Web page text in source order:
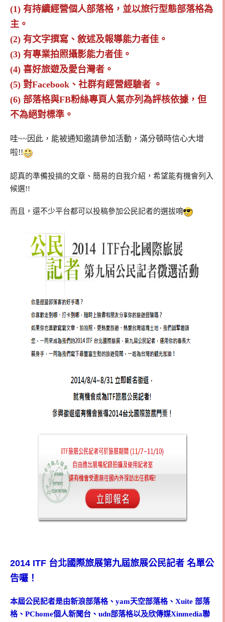
(1) 有持續經營個人部落格，並以旅行型態部落格為
主。
(2) 有文字撰寫、敘述及報導能力者佳。
(3) 有專業拍照攝影能力者佳。
(4) 喜好旅遊及愛台灣者。
(5) 對Facebook、社群有經營經驗者 。
(6) 部落格與FB粉絲專頁人氣亦列為評核依據，但
不為絕對標準。
哇~~因此，能被通知邀請參加活動，滿分頓時信心大增
啦!!
認真的準備投搞的文章、簡易的自我介紹，希望能有機會列入
候選!!
而且，還不少平台都可以投稿參加公民記者的選拔唷
2014 ITF 台北國際旅展第九屆旅展公民記者 名單公
告囉！
本屆公民記者是由新浪部落格、yam天空部落格、Xuite 部落
格、PChome個人新聞台、udn部落格以及欣傳媒Xinmedia聯